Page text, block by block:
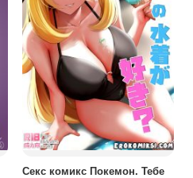
Секс комикс Покемон. Тебе